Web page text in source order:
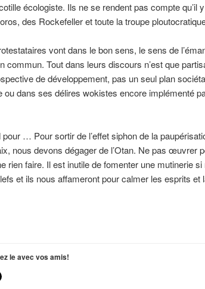
écologiste. Ils ne se rendent pas compte qu’il
des Rockefeller et toute la troupe
vont dans le bon sens, le sens de
commun. Tout dans leurs discours n’est que
de développement, pas un seul plan
dans ses délires wokistes encore implémenté
… Pour sortir de l’effet siphon de la
nous devons dégager de l’Otan. Ne pas œuvrer
rien faire. Il est inutile de fomenter une mutinerie
et ils nous affameront pour calmer les esprits et
le avec vos amis!